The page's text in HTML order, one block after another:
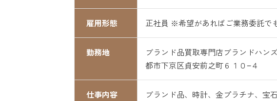
雇用形態 正社員 ※希望があればご業務委託で
勤務地
ブランド品買取専門店ブランドハン
都市下京区貞安前之町６１０−４
仕事内容
ブランド品、時計、金プラチナ、宝